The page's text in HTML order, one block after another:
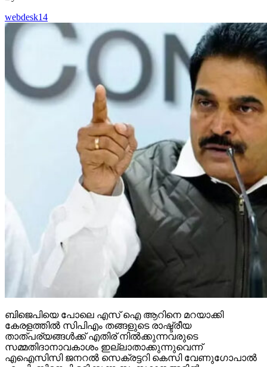
webdesk14
ബിജെപിയെ പോലെ എസ് ഐ ആറിനെ മറയാക്കി
കേരളത്തില്‍ സിപിഎം തങ്ങളുടെ രാഷ്ട്രീയ
താത്പര്യങ്ങള്‍ക്ക് എതിര് നില്‍ക്കുന്നവരുടെ
സമ്മതിദാനാവകാശം ഇല്ലാതാക്കുന്നുവെന്ന്
എഐസിസി ജനറല്‍ സെക്രട്ടറി കെസി വേണുഗോപാല്‍